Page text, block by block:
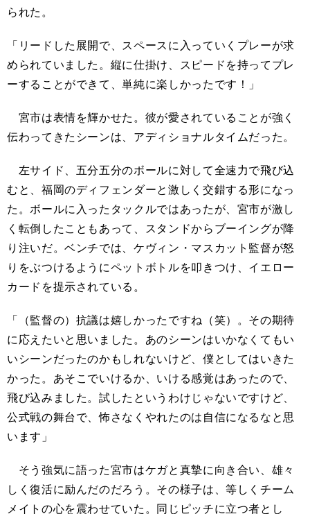
られた。
「リードした展開で、スペースに入っていくプレーが求
められていました。縦に仕掛け、スピードを持ってプレ
ーすることができて、単純に楽しかったです！」
宮市は表情を輝かせた。彼が愛されていることが強く
伝わってきたシーンは、アディショナルタイムだった。
左サイド、五分五分のボールに対して全速力で飛び込
むと、福岡のディフェンダーと激しく交錯する形になっ
た。ボールに入ったタックルではあったが、宮市が激し
く転倒したこともあって、スタンドからブーイングが降
り注いだ。ベンチでは、ケヴィン・マスカット監督が怒
りをぶつけるようにペットボトルを叩きつけ、イエロー
カードを提示されている。
「（監督の）抗議は嬉しかったですね（笑）。その期待
に応えたいと思いました。あのシーンはいかなくてもい
いシーンだったのかもしれないけど、僕としてはいきた
かった。あそこでいけるか、いける感覚はあったので、
飛び込みました。試したというわけじゃないですけど、
公式戦の舞台で、怖さなくやれたのは自信になるなと思
います」
そう強気に語った宮市はケガと真摯に向き合い、雄々
しく復活に励んだのだろう。その様子は、等しくチーム
メイトの心を震わせていた。同じピッチに立つ者とし